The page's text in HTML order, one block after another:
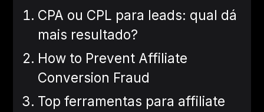
CPA ou CPL para leads: qual dá
mais resultado?
How to Prevent Affiliate
Conversion Fraud
Top ferramentas para affiliate